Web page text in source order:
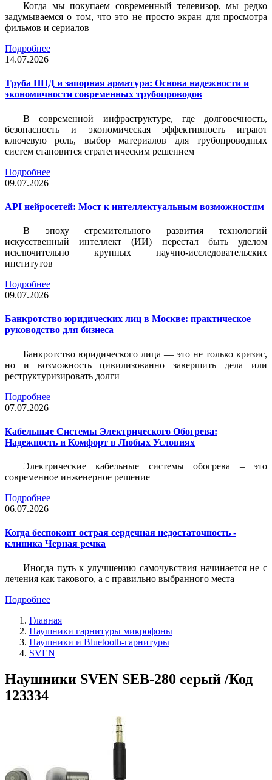
Когда мы покупаем современный телевизор, мы редко
задумываемся о том, что это не просто экран для просмотра
фильмов и сериалов
Подробнее
14.07.2026
Труба ПНД и запорная арматура: Основа надежности и
экономичности современных трубопроводов
В современной инфраструктуре, где долговечность,
безопасность и экономическая эффективность играют
ключевую роль, выбор материалов для трубопроводных
систем становится стратегическим решением
Подробнее
09.07.2026
API нейросетей: Мост к интеллектуальным возможностям
В эпоху стремительного развития технологий
искусственный интеллект (ИИ) перестал быть уделом
исключительно крупных научно-исследовательских
институтов
Подробнее
09.07.2026
Банкротство юридических лиц в Москве: практическое
руководство для бизнеса
Банкротство юридического лица — это не только кризис,
но и возможность цивилизованно завершить дела или
реструктуризировать долги
Подробнее
07.07.2026
Кабельные Системы Электрического Обогрева:
Надежность и Комфорт в Любых Условиях
Электрические кабельные системы обогрева – это
современное инженерное решение
Подробнее
06.07.2026
Когда беспокоит острая сердечная недостаточность -
клиника Черная речка
Иногда путь к улучшению самочувствия начинается не с
лечения как такового, а с правильно выбранного места
Подробнее
Главная
Наушники гарнитуры микрофоны
Наушники и Bluetooth-гарнитуры
SVEN
Наушники SVEN SEB-280 серый /Код
123334